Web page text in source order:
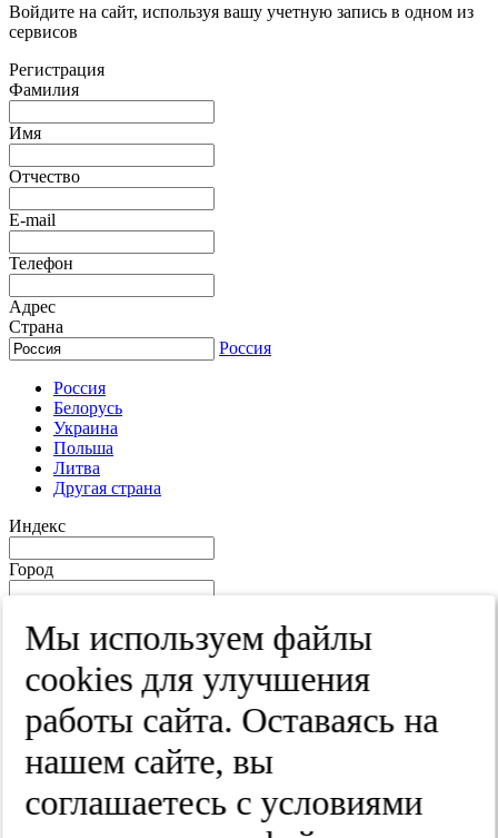
Войдите на сайт, используя вашу учетную запись в одном из
сервисов
Регистрация
Фамилия
Имя
Отчество
E-mail
Телефон
Адрес
Страна
Россия
Россия
Белорусь
Украина
Польша
Литва
Другая страна
Индекс
Город
Улица
Квартира
Мы используем файлы
cооkies для улучшения
работы сайта. Оставаясь на
нашем сайте, вы
соглашаетесь с условиями